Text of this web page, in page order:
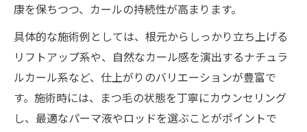
康を保ちつつ、カールの持続性が高まります。
具体的な施術例としては、根元からしっかり立ち上げる
リフトアップ系や、自然なカール感を演出するナチュラ
ルカール系など、仕上がりのバリエーションが豊富で
す。施術時には、まつ毛の状態を丁寧にカウンセリング
し、最適なパーマ液やロッドを選ぶことがポイントで